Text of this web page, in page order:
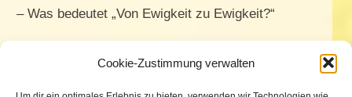
Cookie-Zustimmung verwalten
– Was bedeutet „Von Ewigkeit zu Ewigkeit?“